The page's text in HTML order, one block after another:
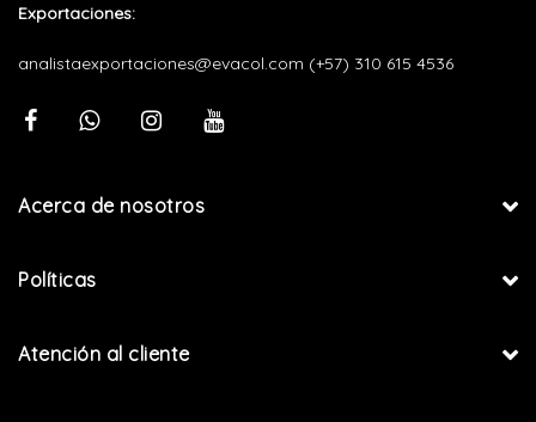
Exportaciones:
analistaexportaciones@evacol.com (+57) 310 615 4536
Acerca de nosotros
Políticas
Atención al cliente